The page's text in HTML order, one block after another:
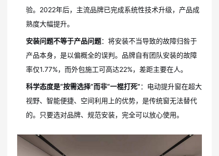
验。2022年后，主流品牌已完成系统性技术升级，产品成
熟度大幅提升。
安装问题不等于产品问题：将安装不当导致的故障归咎于
产品本身，是以偏概全的误判。品牌自有团队安装的故障
率仅1.77%，而外包施工可高达22%，差距主要在人。
科学态度是“按需选择”而非“一棍打死”：电动提升窗在超大
视野、智能便捷、空间利用上的优势，是传统窗无法替代
的。只要选对品牌、规范安装，完全可以放心使用。